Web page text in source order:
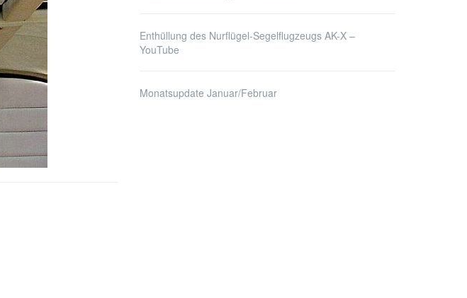
Enthüllung des Nurflügel-Segelflugzeugs AK-X –
YouTube
Monatsupdate Januar/Februar